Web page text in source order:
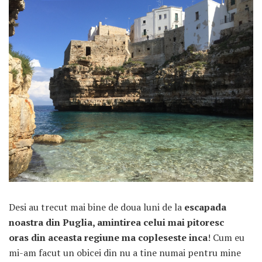
Desi au trecut mai bine de doua luni de la escapada
noastra din Puglia, amintirea celui mai pitoresc
oras din aceasta regiune ma copleseste inca! Cum eu
mi-am facut un obicei din nu a tine numai pentru mine
ARTICOLE RECENTE
„Jurnalul Alinutei”
implineste azi 10 ani!
25 NOIEMBRIE 2024
„Let’s Talk About
Un weekend in La Spezia si
Cinque Terre